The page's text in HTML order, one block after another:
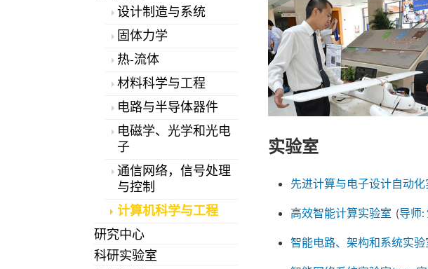
设计制造与系统
固体力学
热-流体
材料科学与工程
电路与半导体器件
电磁学、光学和光电
子
通信网络，信号处理
与控制
计算机科学与工程
研究中心
科研实验室
实验室
先进计算与电子设计自动化
高效智能计算实验室 (导师:
智能电路、架构和系统实验